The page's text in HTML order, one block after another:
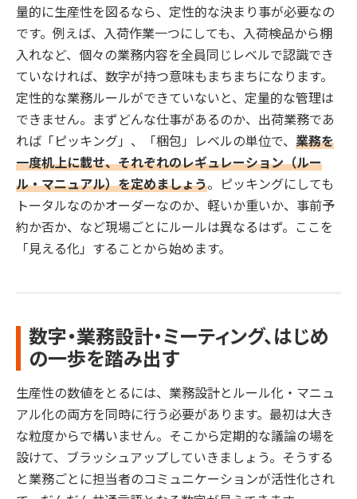
量的に生産性を図るなら、定性的な決まり事が必要なの
です。例えば、入荷作業一つにしても、入荷検品から棚
入れなど、個々の業務内容を全員同じレベルで認識でき
ていなければ、数字が持つ意味もまちまちになります。
定性的な業務ルールができていないと、定量的な管理は
できません。まずどんな仕事があるのか、出荷業務であ
れば「ピッキング」、「梱包」レベルの単位で、 業務を
一度机上に載せ、それぞれのレギュレーション（ルー
ル・マニュアル）を定めましょう。ピッキングにしても
トータルなのかオーダーなのか、軽いか重いか、事前予
約か否か、など現場ごとにルールは異なるはず。ここを
「見える化」することから始めます。
数字・業務設計・ミーティング、はじめ
の一歩を踏み出す
生産性の数値をとるには、業務設計とルール化・マニュ
アル化の両方を同時に行う必要があります。最初は大き
な粒度からで構いません。そこから定期的な議論の場を
設けて、ブラッシュアップしていきましょう。そうする
と業務ごとに担当者のコミュニケーションが活性化され